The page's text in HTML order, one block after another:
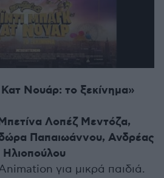
Νουάρ: το ξεκίνημα»
Λοπέζ Μεντόζα,
Παπαιωάννου, Ανδρέας
Ηλιοπούλου
για μικρά παιδιά.